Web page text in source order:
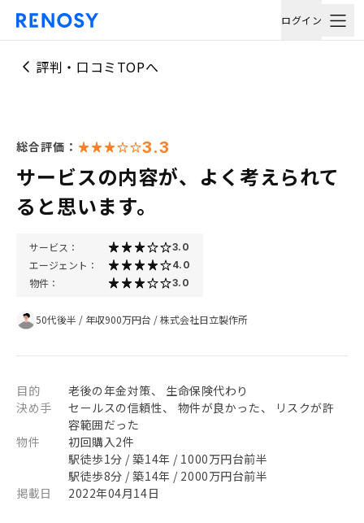
ログイン
評判・口コミTOPへ
総合評価： 3.3
サービスの内容が、よく考えられて
ると思います。
サービス： 3.0
エージェント： 4.0
物件： 3.0
50代後半 / 年収900万円台 /株式会社日立製作所
目的
老後の年金対策、 生命保険代わり
決め手
セールスの信頼性、 物件が良かった、 リスクが許
容範囲だった
物件
初回購入2件
駅徒歩1分 / 築14年 / 1000万円台前半
駅徒歩8分 / 築14年 / 2000万円台前半
掲載日
2022年04月14日